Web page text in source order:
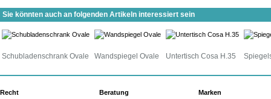
Sie könnten auch an folgenden Artikeln interessiert sein
Schubladenschrank Ovale Wandspiegel Ovale Untertisch Cosa H.35
Recht
Beratung
Marken